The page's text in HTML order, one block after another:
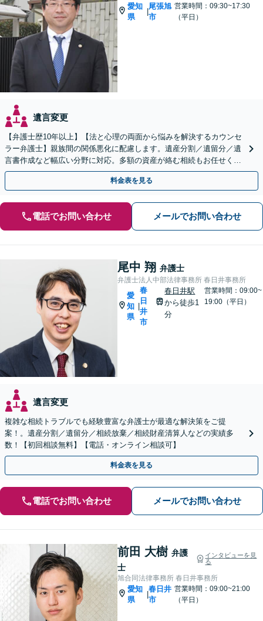
愛知
県
|
尾張旭
市
営業時間：09:30~17:30
（平日）
遺言変更
【弁護士歴10年以上】【法と心理の両面から悩みを解決するカウンセ
ラー弁護士】親族間の関係悪化に配慮します。遺産分割／遺留分／遺
言書作成など幅広い分野に対応。多額の資産が絡む相続もお任せくだ
さい。【夜間・休日の相談可能】【駐車場完備】
料金表を見る
電話でお問い合わせ メールでお問い合わせ
尾中 翔 弁護士
弁護士法人中部法律事務所 春日井事務所
愛
知
県
春
日
井
市
春日井駅
から徒歩1
分
営業時間：09:00~
19:00（平日）
遺言変更
複雑な相続トラブルでも経験豊富な弁護士が最適な解決策をご提
案！。遺産分割／遺留分／相続放棄／相続財産清算人などの実績多
数！【初回相談無料】【電話・オンライン相談可】
料金表を見る
電話でお問い合わせ メールでお問い合わせ
前田 大樹 弁護
士
インタビューを見
る
旭合同法律事務所 春日井事務所
愛知
県
|
春日井
市
営業時間：09:00~21:00
（平日）